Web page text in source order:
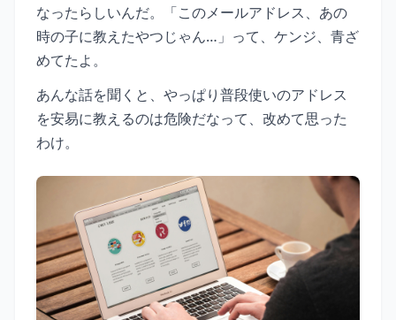
なったらしいんだ。「このメールアドレス、あの
時の子に教えたやつじゃん…」って、ケンジ、青ざ
めてたよ。
あんな話を聞くと、やっぱり普段使いのアドレス
を安易に教えるのは危険だなって、改めて思った
わけ。